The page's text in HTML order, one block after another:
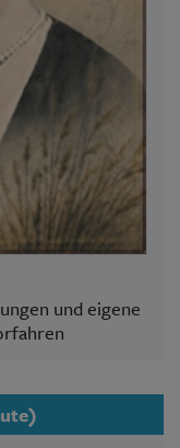
und eigene